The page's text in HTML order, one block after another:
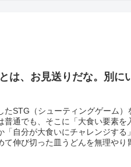
は、お見送りだな。別に
たSTG（シューティングゲーム）
普通でも、そこに「大食い要素を
「自分が大食いにチャレンジする
て伸び切った皿うどんを無理やり